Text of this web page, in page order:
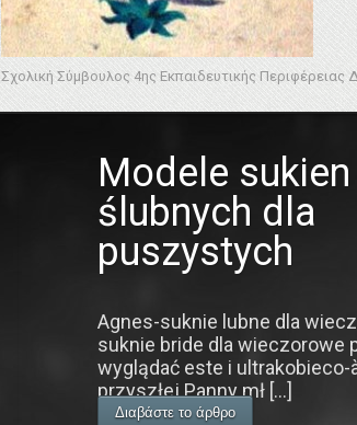
Σχολική Σύμβουλος 4ης Εκπαιδευτικής Περιφέρειας
Modele sukien
ślubnych dla
puszystych
Agnes-suknie lubne dla
suknie bride dla wieczorowe
wyglądać este i ultrakobieco-
przyszłej Panny mł [...]
Διαβάστε το άρθρο